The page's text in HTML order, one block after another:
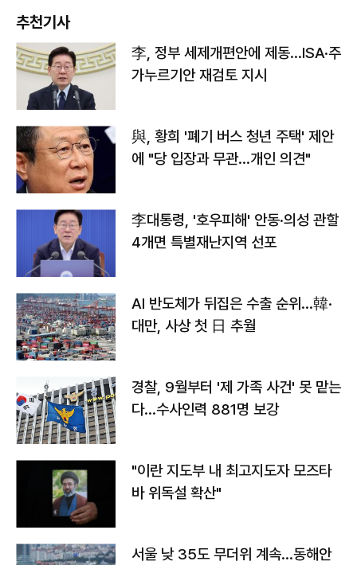
추천기사
李, 정부 세제개편안에 제동…ISA·주
가누르기안 재검토 지시
與, 황희 '폐기 버스 청년 주택' 제안
에 "당 입장과 무관…개인 의견"
李대통령, '호우피해' 안동·의성 관할
4개면 특별재난지역 선포
AI 반도체가 뒤집은 수출 순위…韓·
대만, 사상 첫 日 추월
경찰, 9월부터 '제 가족 사건' 못 맡는
다…수사인력 881명 보강
"이란 지도부 내 최고지도자 모즈타
바 위독설 확산"
서울 낮 35도 무더위 계속…동해안